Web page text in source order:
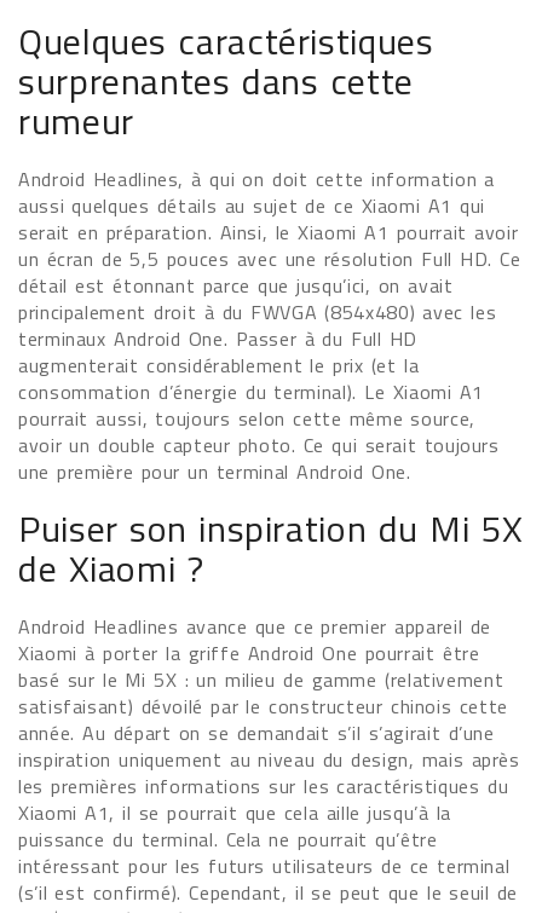
Quelques caractéristiques
surprenantes dans cette
rumeur
Android Headlines, à qui on doit cette information a
aussi quelques détails au sujet de ce Xiaomi A1 qui
serait en préparation. Ainsi, le Xiaomi A1 pourrait avoir
un écran de 5,5 pouces avec une résolution Full HD. Ce
détail est étonnant parce que jusqu’ici, on avait
principalement droit à du FWVGA (854x480) avec les
terminaux Android One. Passer à du Full HD
augmenterait considérablement le prix (et la
consommation d’énergie du terminal). Le Xiaomi A1
pourrait aussi, toujours selon cette même source,
avoir un double capteur photo. Ce qui serait toujours
une première pour un terminal Android One.
Puiser son inspiration du Mi 5X
de Xiaomi ?
Android Headlines avance que ce premier appareil de
Xiaomi à porter la griffe Android One pourrait être
basé sur le Mi 5X : un milieu de gamme (relativement
satisfaisant) dévoilé par le constructeur chinois cette
année. Au départ on se demandait s’il s’agirait d’une
inspiration uniquement au niveau du design, mais après
les premières informations sur les caractéristiques du
Xiaomi A1, il se pourrait que cela aille jusqu’à la
puissance du terminal. Cela ne pourrait qu’être
intéressant pour les futurs utilisateurs de ce terminal
(s’il est confirmé). Cependant, il se peut que le seuil de